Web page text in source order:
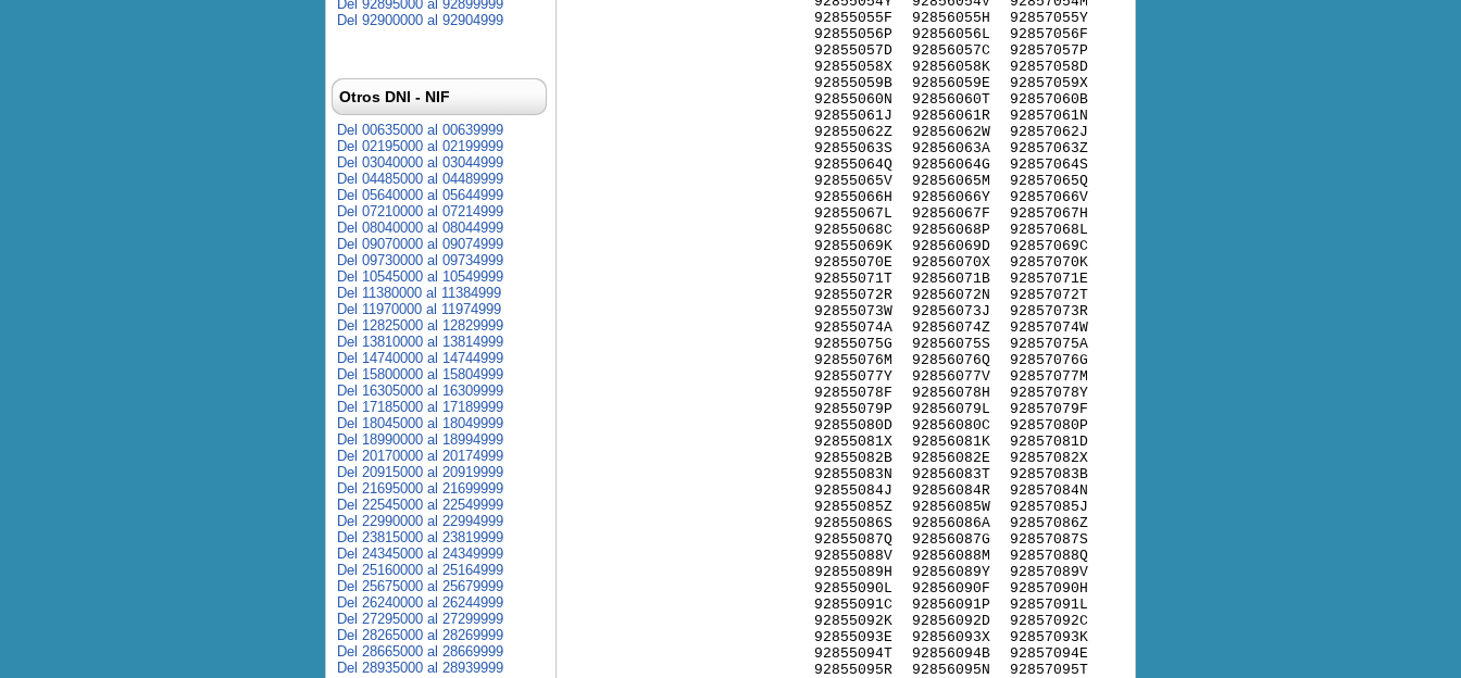
92855055F
92855056P
92855057D
92855058X
92855059B
92855060N
92855061J
92855062Z
92855063S
92855064Q
92855065V
92855066H
92855067L
92855068C
92855069K
92855070E
92855071T
92855072R
92855073W
92855074A
92855075G
92855076M
92855077Y
92855078F
92855079P
92855080D
92855081X
92855082B
92855083N
92855084J
92855085Z
92855086S
92855087Q
92855088V
92855089H
92855090L
92855091C
92855092K
92855093E
92855094T
92855095R
92856055H
92856056L
92856057C
92856058K
92856059E
92856060T
92856061R
92856062W
92856063A
92856064G
92856065M
92856066Y
92856067F
92856068P
92856069D
92856070X
92856071B
92856072N
92856073J
92856074Z
92856075S
92856076Q
92856077V
92856078H
92856079L
92856080C
92856081K
92856082E
92856083T
92856084R
92856085W
92856086A
92856087G
92856088M
92856089Y
92856090F
92856091P
92856092D
92856093X
92856094B
92856095N
92857055Y
92857056F
92857057P
92857058D
92857059X
92857060B
92857061N
92857062J
92857063Z
92857064S
92857065Q
92857066V
92857067H
92857068L
92857069C
92857070K
92857071E
92857072T
92857073R
92857074W
92857075A
92857076G
92857077M
92857078Y
92857079F
92857080P
92857081D
92857082X
92857083B
92857084N
92857085J
92857086Z
92857087S
92857088Q
92857089V
92857090H
92857091L
92857092C
92857093K
92857094E
92857095T
Del 92895000 al 92899999
Del 92900000 al 92904999
Otros DNI - NIF
Del 00635000 al 00639999
Del 02195000 al 02199999
Del 03040000 al 03044999
Del 04485000 al 04489999
Del 05640000 al 05644999
Del 07210000 al 07214999
Del 08040000 al 08044999
Del 09070000 al 09074999
Del 09730000 al 09734999
Del 10545000 al 10549999
Del 11380000 al 11384999
Del 11970000 al 11974999
Del 12825000 al 12829999
Del 13810000 al 13814999
Del 14740000 al 14744999
Del 15800000 al 15804999
Del 16305000 al 16309999
Del 17185000 al 17189999
Del 18045000 al 18049999
Del 18990000 al 18994999
Del 20170000 al 20174999
Del 20915000 al 20919999
Del 21695000 al 21699999
Del 22545000 al 22549999
Del 22990000 al 22994999
Del 23815000 al 23819999
Del 24345000 al 24349999
Del 25160000 al 25164999
Del 25675000 al 25679999
Del 26240000 al 26244999
Del 27295000 al 27299999
Del 28265000 al 28269999
Del 28665000 al 28669999
Del 28935000 al 28939999